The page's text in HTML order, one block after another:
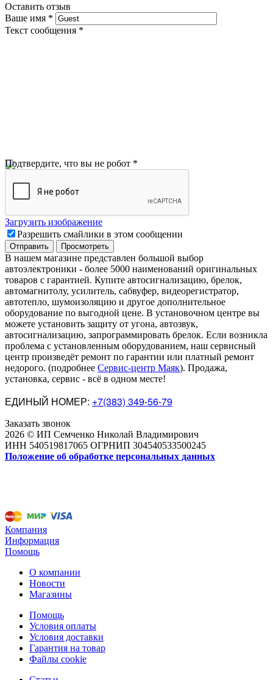
Оставить отзыв
Ваше имя *
Текст сообщения *
Подтвердите, что вы не робот *
Загрузить изображение
Разрешить смайлики в этом сообщении
В нашем магазине представлен большой выбор
автоэлектроники - более 5000 наименований оригинальных
товаров с гарантией. Купите автосигнализацию, брелок,
автомагнитолу, усилитель, сабвуфер, видеорегистратор,
автотепло, шумоизоляцию и другое дополнительное
оборудование по выгодной цене. В установочном центре вы
можете установить защиту от угона, автозвук,
автосигнализацию, запрограммировать брелок. Если возникла
проблема с установленным оборудованием, наш сервисный
центр произведёт ремонт по гарантии или платный ремонт
недорого. (подробнее Сервис-центр Маяк). Продажа,
установка, сервис - всё в одном месте!
ЕДИНЫЙ НОМЕР: +7(383) 349-56-79
Заказать звонок
2026 © ИП Семченко Николай Владимирович
ИНН 540519817065 ОГРНИП 304540533500245
Положение об обработке персональных данных
Компания
Информация
Помощь
О компании
Новости
Магазины
Помощь
Условия оплаты
Условия доставки
Гарантия на товар
Файлы cookie